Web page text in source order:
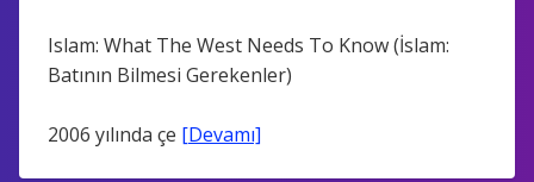
Islam: What The West Needs To Know (İslam:
Batının Bilmesi Gerekenler)
2006 yılında çe [Devamı]